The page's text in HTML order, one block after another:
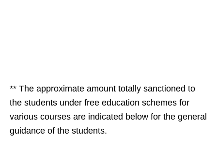
** The approximate amount totally sanctioned to
the students under free education schemes for
various courses are indicated below for the general
guidance of the students.